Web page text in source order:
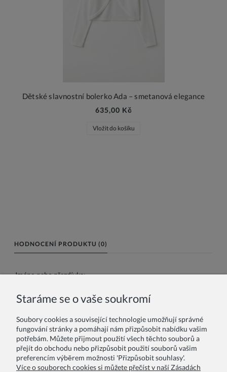
Dětské slavnostní bolerko Ada – smetanová elegance
635,00 Kč
Vložit do košíku
HODNOCENÍ PRODUKTU (0)
Jméno nebo přezdívka:
Staráme se o vaše soukromí
Soubory cookies a související technologie umožňují správné
fungování stránky a pomáhají nám přizpůsobit nabídku vašim
potřebám. Můžete přijmout použití všech těchto souborů a
přejít do obchodu nebo přizpůsobit použití souborů vašim
preferencím výběrem možnosti 'Přizpůsobit souhlasy'.
Více o souborech cookies si můžete přečíst v naší Zásadách